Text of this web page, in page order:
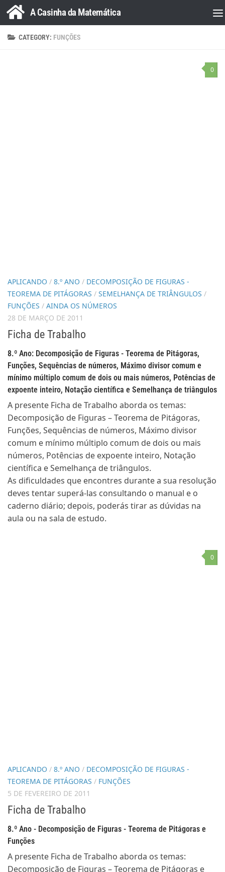
Skip to content
A Casinha da Matemática
CATEGORY: FUNÇÕES
0
APLICANDO / 8.º ANO / DECOMPOSIÇÃO DE FIGURAS -
TEOREMA DE PITÁGORAS / SEMELHANÇA DE TRIÂNGULOS /
FUNÇÕES / AINDA OS NÚMEROS
28 DE MARÇO DE 2011
Ficha de Trabalho
8.º Ano: Decomposição de Figuras - Teorema de Pitágoras,
Funções, Sequências de números, Máximo divisor comum e
mínimo múltiplo comum de dois ou mais números, Potências de
expoente inteiro, Notação científica e Semelhança de triângulos
A presente Ficha de Trabalho aborda os temas:
Decomposição de Figuras – Teorema de Pitágoras,
Funções, Sequências de números, Máximo divisor
comum e mínimo múltiplo comum de dois ou mais
números, Potências de expoente inteiro, Notação
científica e Semelhança de triângulos.
As dificuldades que encontres durante a sua resolução
deves tentar superá-las consultando o manual e o
caderno diário; depois, poderás tirar as dúvidas na
aula ou na sala de estudo.
0
APLICANDO / 8.º ANO / DECOMPOSIÇÃO DE FIGURAS -
TEOREMA DE PITÁGORAS / FUNÇÕES
5 DE FEVEREIRO DE 2011
Ficha de Trabalho
8.º Ano - Decomposição de Figuras - Teorema de Pitágoras e
Funções
A presente Ficha de Trabalho aborda os temas:
Decomposição de Figuras – Teorema de Pitágoras e